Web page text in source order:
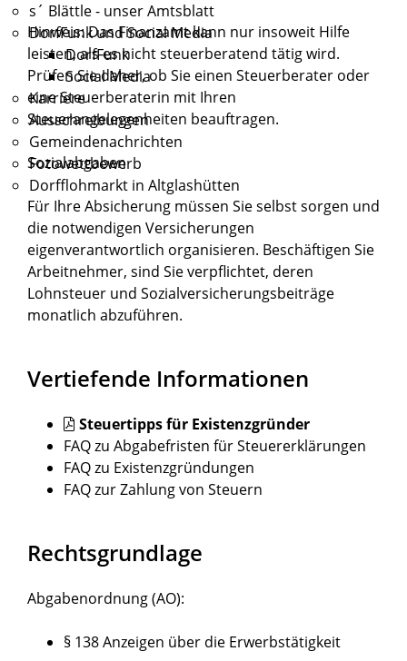
s´ Blättle - unser Amtsblatt
DorfFunk und Social Media
DorfFunk
Social Media
Karriere
Ausschreibungen
Gemeindenachrichten
Fotowettbewerb
Dorfflohmarkt in Altglashütten
Hinweis: Das Finanzamt kann nur insoweit Hilfe
leisten, als es nicht steuerberatend tätig wird.
Prüfen Sie daher, ob Sie einen Steuerberater oder
eine Steuerberaterin mit Ihren
Steuerangelegenheiten beauftragen.
Sozialabgaben
Für Ihre Absicherung müssen Sie selbst sorgen und
die notwendigen Versicherungen
eigenverantwortlich organisieren. Beschäftigen Sie
Arbeitnehmer, sind Sie verpflichtet, deren
Lohnsteuer und Sozialversicherungsbeiträge
monatlich abzuführen.
Vertiefende Informationen
Steuertipps für Existenzgründer
FAQ zu Abgabefristen für Steuererklärungen
FAQ zu Existenzgründungen
FAQ zur Zahlung von Steuern
Rechtsgrundlage
Abgabenordnung(AO):
§ 138 Anzeigen über die Erwerbstätigkeit